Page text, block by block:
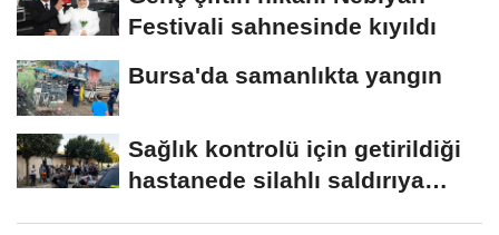
Festivali sahnesinde kıyıldı
Bursa'da samanlıkta yangın
Sağlık kontrolü için getirildiği
hastanede silahlı saldırıya